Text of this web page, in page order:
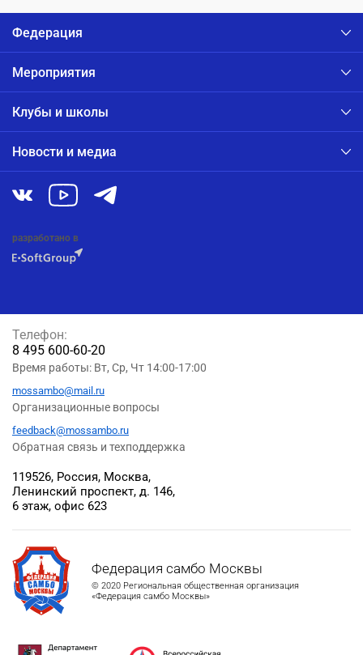
Федерация
Мероприятия
Клубы и школы
Новости и медиа
разработано в
Федерация самбо Москвы
© 2020 Региональная общественная организация
«Федерация самбо Москвы»
119526, Россия, Москва,
Ленинский проспект, д. 146,
6 этаж, офис 623
Телефон:
8 495 600-60-20
Время работы: Вт, Ср, Чт 14:00-17:00
mossambo@mail.ru
Организационные вопросы
feedback@mossambo.ru
Обратная связь и техподдержка